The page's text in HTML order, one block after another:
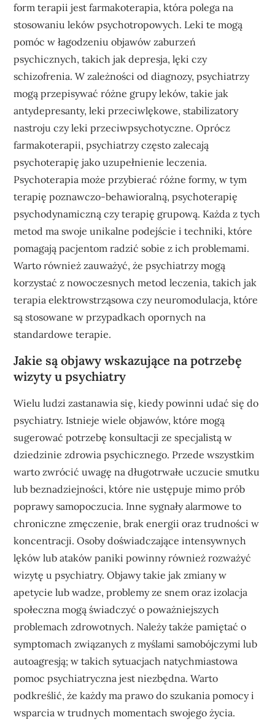
form terapii jest farmakoterapia, która polega na
stosowaniu leków psychotropowych. Leki te mogą
pomóc w łagodzeniu objawów zaburzeń
psychicznych, takich jak depresja, lęki czy
schizofrenia. W zależności od diagnozy, psychiatrzy
mogą przepisywać różne grupy leków, takie jak
antydepresanty, leki przeciwlękowe, stabilizatory
nastroju czy leki przeciwpsychotyczne. Oprócz
farmakoterapii, psychiatrzy często zalecają
psychoterapię jako uzupełnienie leczenia.
Psychoterapia może przybierać różne formy, w tym
terapię poznawczo-behawioralną, psychoterapię
psychodynamiczną czy terapię grupową. Każda z tych
metod ma swoje unikalne podejście i techniki, które
pomagają pacjentom radzić sobie z ich problemami.
Warto również zauważyć, że psychiatrzy mogą
korzystać z nowoczesnych metod leczenia, takich jak
terapia elektrowstrząsowa czy neuromodulacja, które
są stosowane w przypadkach opornych na
standardowe terapie.
Jakie są objawy wskazujące na potrzebę
wizyty u psychiatry
Wielu ludzi zastanawia się, kiedy powinni udać się do
psychiatry. Istnieje wiele objawów, które mogą
sugerować potrzebę konsultacji ze specjalistą w
dziedzinie zdrowia psychicznego. Przede wszystkim
warto zwrócić uwagę na długotrwałe uczucie smutku
lub beznadziejności, które nie ustępuje mimo prób
poprawy samopoczucia. Inne sygnały alarmowe to
chroniczne zmęczenie, brak energii oraz trudności w
koncentracji. Osoby doświadczające intensywnych
lęków lub ataków paniki powinny również rozważyć
wizytę u psychiatry. Objawy takie jak zmiany w
apetycie lub wadze, problemy ze snem oraz izolacja
społeczna mogą świadczyć o poważniejszych
problemach zdrowotnych. Należy także pamiętać o
symptomach związanych z myślami samobójczymi lub
autoagresją; w takich sytuacjach natychmiastowa
pomoc psychiatryczna jest niezbędna. Warto
podkreślić, że każdy ma prawo do szukania pomocy i
wsparcia w trudnych momentach swojego życia.